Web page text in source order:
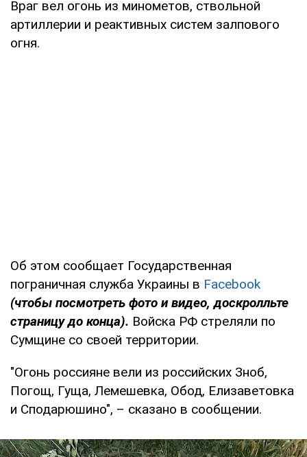
Враг вел огонь из минометов, ствольной
артиллерии и реактивных систем залпового
огня.
Об этом сообщает Государственная
пограничная служба Украины в Facebook
(чтобы посмотреть фото и видео, доскролльте
страницу до конца). Войска РФ стреляли по
Сумщине со своей территории.
"Огонь россияне вели из российских Зноб,
Погощ, Гуща, Лемешевка, Обод, Елизаветовка
и Сподарюшино", – сказано в сообщении.